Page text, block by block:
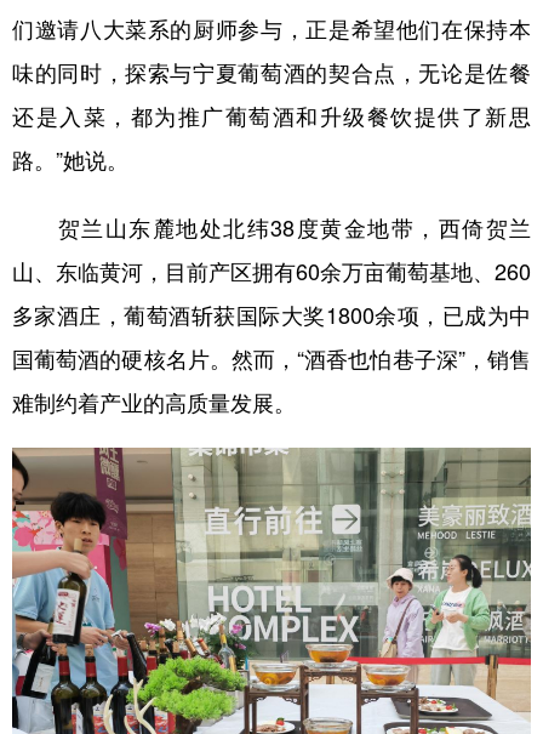
们邀请八大菜系的厨师参与，正是希望他们在保持本
味的同时，探索与宁夏葡萄酒的契合点，无论是佐餐
还是入菜，都为推广葡萄酒和升级餐饮提供了新思
路。”她说。
贺兰山东麓地处北纬38度黄金地带，西倚贺兰
山、东临黄河，目前产区拥有60余万亩葡萄基地、260
多家酒庄，葡萄酒斩获国际大奖1800余项，已成为中
国葡萄酒的硬核名片。然而，“酒香也怕巷子深”，销售
难制约着产业的高质量发展。